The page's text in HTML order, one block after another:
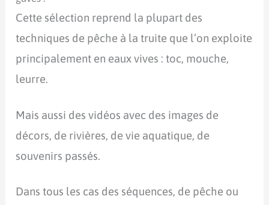
Cette sélection reprend la plupart des
techniques de pêche à la truite que l’on exploite
principalement en eaux vives : toc, mouche,
leurre.
Mais aussi des vidéos avec des images de
décors, de rivières, de vie aquatique, de
souvenirs passés.
Dans tous les cas des séquences, de pêche ou